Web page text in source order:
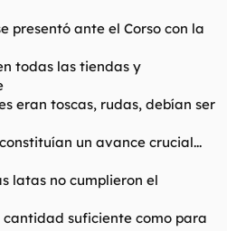
presentó ante el Corso con la
todas las tiendas y
eran toscas, rudas, debían ser
un avance crucial...
latas no cumplieron el
cantidad suficiente como para